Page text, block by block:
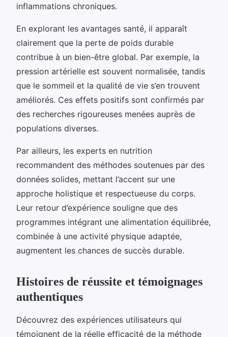
inflammations chroniques.
En explorant les avantages santé, il apparaît
clairement que la perte de poids durable
contribue à un bien-être global. Par exemple, la
pression artérielle est souvent normalisée, tandis
que le sommeil et la qualité de vie s’en trouvent
améliorés. Ces effets positifs sont confirmés par
des recherches rigoureuses menées auprès de
populations diverses.
Par ailleurs, les experts en nutrition
recommandent des méthodes soutenues par des
données solides, mettant l’accent sur une
approche holistique et respectueuse du corps.
Leur retour d’expérience souligne que des
programmes intégrant une alimentation équilibrée,
combinée à une activité physique adaptée,
augmentent les chances de succès durable.
Histoires de réussite et témoignages
authentiques
Découvrez des expériences utilisateurs qui
témoignent de la réelle efficacité de la méthode